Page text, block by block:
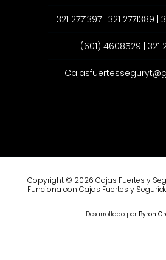
321 2771397 | 321 2771389
(601) 4608529 | 321
Copyright © 2026 Cajas Fuertes y
Funciona con Cajas Fuertes y
Desarrollado por Byron